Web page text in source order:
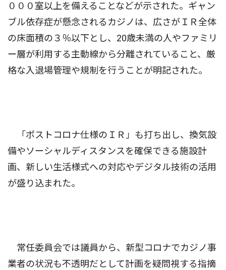
０００室以上を備えることなどが示された。ギャン
ブル依存症が懸念されるカジノは、広さがＩＲ全体
の床面積の３％以下とし、20歳未満の人やファミリ
ー層が利用する主動線から分離されていること、厳
格な入退場管理や規制を行うことが明記された。
「ポストコロナ仕様のＩＲ」も打ち出し、換気設
備やソーシャルディスタンスを確保できる施設計
画、新しい生活様式への対応やデジタル技術の活用
が盛り込まれた。
常任委員会では議員から、新型コロナでカジノ事
業者の状況も不透明だとして計画を疑問視する指摘